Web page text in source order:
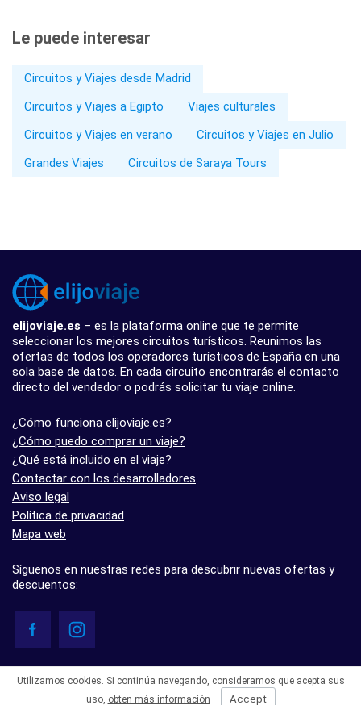
Le puede interesar
Circuitos y Viajes desde Madrid
Circuitos y Viajes a Egipto
Viajes culturales
Circuitos y Viajes en verano
Circuitos y Viajes en Julio
Grandes Viajes
Circuitos de Saraya Tours
elijoviaje.es – es la plataforma online que te permite
seleccionar los mejores circuitos turísticos. Reunimos las
ofertas de todos los operadores turísticos de España en una
sola base de datos. En cada circuito encontrarás el contacto
directo del vendedor o podrás solicitar tu viaje online.
¿Cómo funciona elijoviaje.es?
¿Cómo puedo comprar un viaje?
¿Qué está incluido en el viaje?
Contactar con los desarrolladores
Aviso legal
Política de privacidad
Mapa web
Síguenos en nuestras redes para descubrir nuevas ofertas y
descuentos:
- 5.0 basado en 7 opiniones
Utilizamos cookies. Si continúa navegando, consideramos que acepta sus
uso, obten más información Accept